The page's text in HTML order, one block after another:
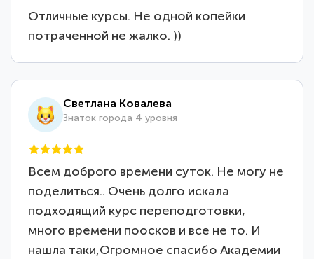
Отличные курсы. Не одной копейки
потраченной не жалко. ))
Светлана Ковалева
Знаток города 4 уровня
Всем доброго времени суток. Не могу не
поделиться.. Очень долго искала
подходящий курс переподготовки,
много времени поосков и все не то. И
нашла таки,Огромное спасибо Академии